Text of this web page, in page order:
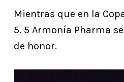
Mientras que en la
5. 5 Armonía Pharma
de honor.